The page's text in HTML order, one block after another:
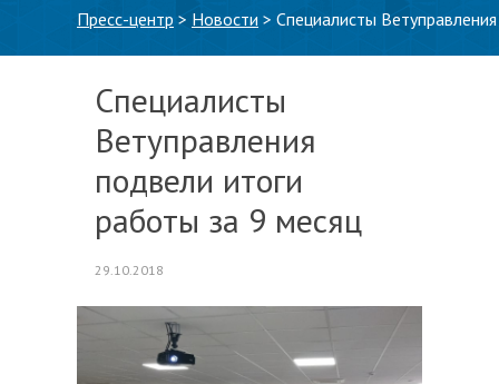
Пресс-центр > Новости > Специалисты
Специалисты
Ветуправления
подвели итоги
работы за 9 месяц
29.10.2018